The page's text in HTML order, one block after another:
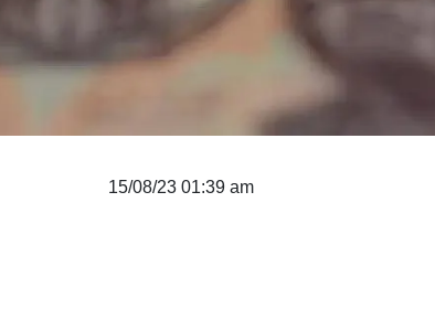
15/08/23 01:39 am